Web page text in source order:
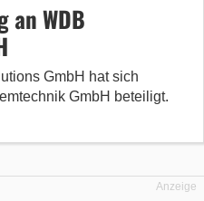
WDB
GmbH hat sich
GmbH beteiligt.
Anzeige